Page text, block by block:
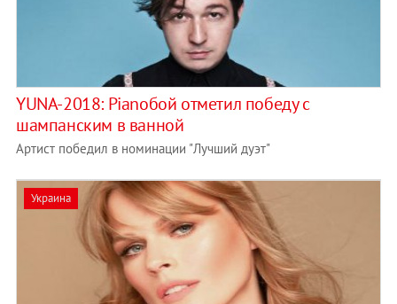
YUNA-2018: Pianoбой отметил победу с
шампанским в ванной
Артист победил в номинации "Лучший дуэт"
Украина